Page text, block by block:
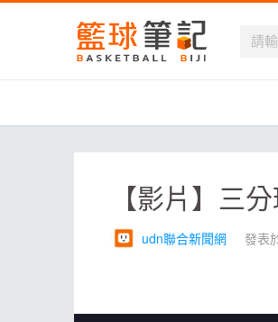
【影片】三
udn聯合新聞網 發表